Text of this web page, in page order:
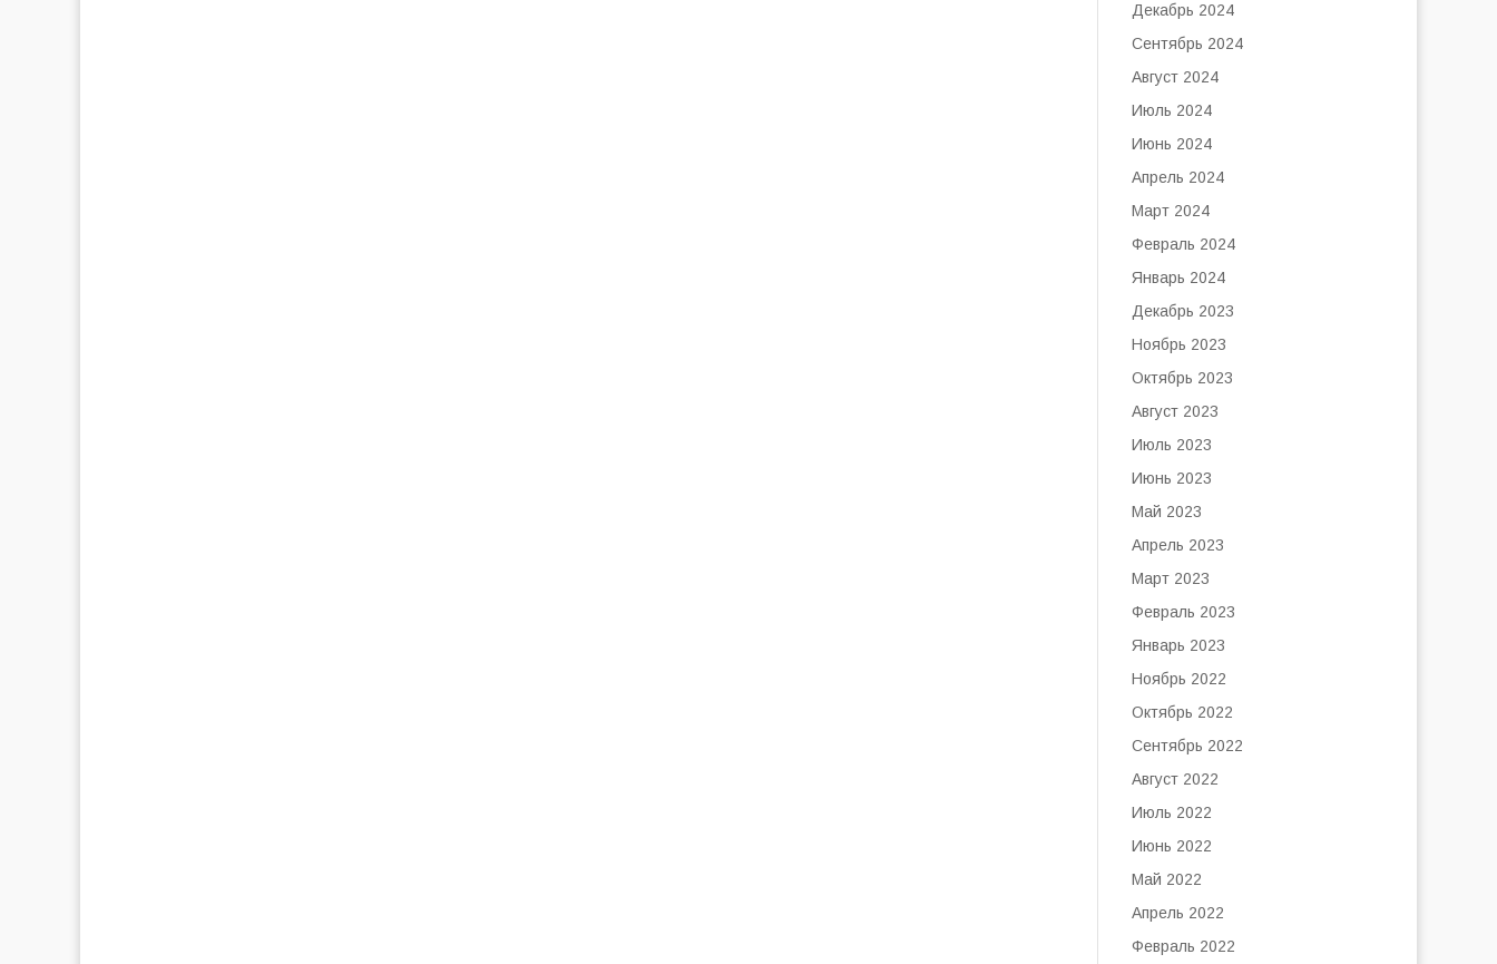
Декабрь 2024
Сентябрь 2024
Август 2024
Июль 2024
Июнь 2024
Апрель 2024
Март 2024
Февраль 2024
Январь 2024
Декабрь 2023
Ноябрь 2023
Октябрь 2023
Август 2023
Июль 2023
Июнь 2023
Май 2023
Апрель 2023
Март 2023
Февраль 2023
Январь 2023
Ноябрь 2022
Октябрь 2022
Сентябрь 2022
Август 2022
Июль 2022
Июнь 2022
Май 2022
Апрель 2022
Февраль 2022